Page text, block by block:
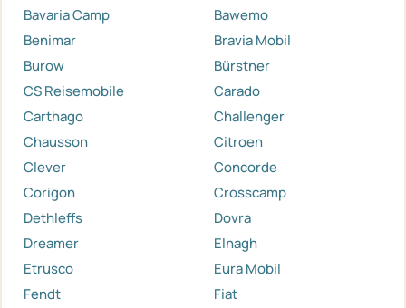
Bavaria Camp
Bawemo
Benimar
Bravia Mobil
Burow
Bürstner
CS Reisemobile
Carado
Carthago
Challenger
Chausson
Citroen
Clever
Concorde
Corigon
Crosscamp
Dethleffs
Dovra
Dreamer
Elnagh
Etrusco
Eura Mobil
Fendt
Fiat